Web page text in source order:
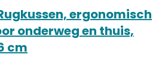
ergonomisch
onderweg en thuis,
cm